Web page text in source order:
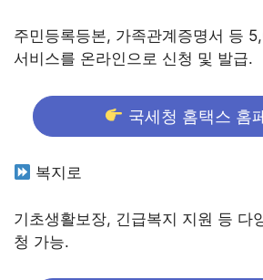
주민등록등본, 가족관계증명서 등
서비스를 온라인으로 신청 및 발급.
국세청 홈택스 홈
복지로
기초생활보장, 긴급복지 지원 등 다
청 가능.